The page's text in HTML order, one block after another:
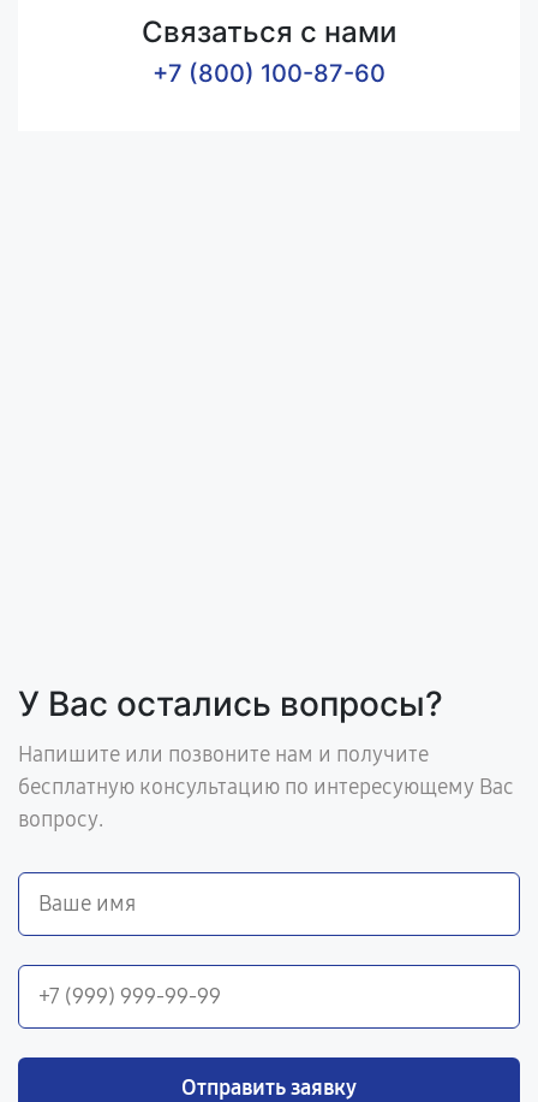
Связаться с нами
+7 (800) 100-87-60
У Вас остались вопросы?
Напишите или позвоните нам и получите
бесплатную консультацию по интересующему Вас
вопросу.
Отправить заявку